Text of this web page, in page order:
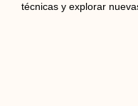
técnicas y explorar